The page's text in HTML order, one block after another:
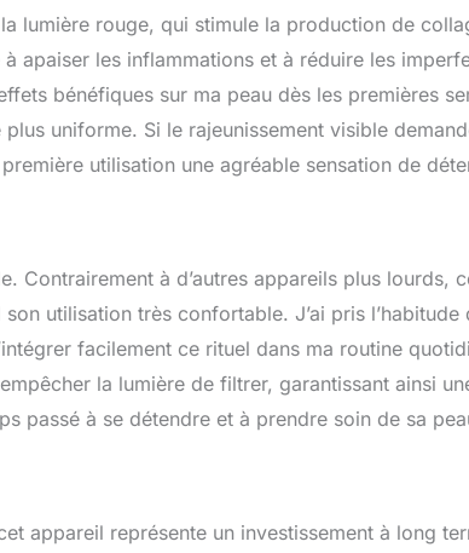
lumière rouge, qui stimule la production de
apaiser les inflammations et à réduire les
bénéfiques sur ma peau dès les premières
uniforme. Si le rajeunissement visible
utilisation une agréable sensation de
Contrairement à d’autres appareils plus lourds,
utilisation très confortable. J’ai pris l’habitude
facilement ce rituel dans ma routine
la lumière de filtrer, garantissant ainsi
passé à se détendre et à prendre soin de sa
appareil représente un investissement à long